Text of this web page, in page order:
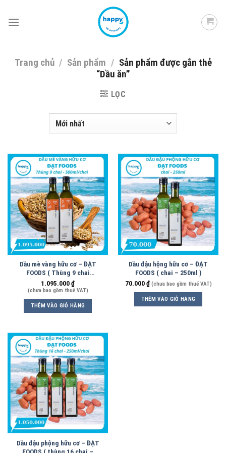
Trang chủ / Sản phẩm / Sản phẩm được gắn thẻ
“Dầu ăn”
LỌC
Dầu mè vàng hữu cơ – ĐẠT
FOODS ( Thùng 9 chai
500ml/chai )
1.095.000₫
(chưa bao gồm thuế VAT)
THÊM VÀO GIỎ HÀNG
Dầu đậu hộng hữu cơ – ĐẠT
FOODS ( chai – 250ml )
70.000₫ (chưa bao gồm thuế VAT)
THÊM VÀO GIỎ HÀNG
Dầu đậu phộng hữu cơ – ĐẠT